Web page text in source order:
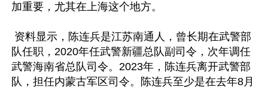
加重要，尤其在上海这个地方。
队任职，2020年任武警新疆总队副司令，次年调任
武警海南省总队司令。2023年，陈连兵离开武警部
队，担任内蒙古军区司令。陈连兵至少是在去年8月